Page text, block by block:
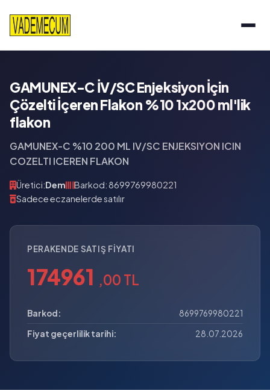
GAMUNEX-C İV/SC Enjeksiyon İçin
Çözelti İçeren Flakon %10 1x200 ml'lik
flakon
GAMUNEX-C %10 200 ML IV/SC ENJEKSIYON ICIN
COZELTI ICEREN FLAKON
Üretici:Dem
Barkod: 8699769980221
Sadece eczanelerde satılır
PERAKENDE SATIŞ FIYATI
174961 ,00 TL
Barkod:
8699769980221
Fiyat geçerlilik tarihi:
28.07.2026